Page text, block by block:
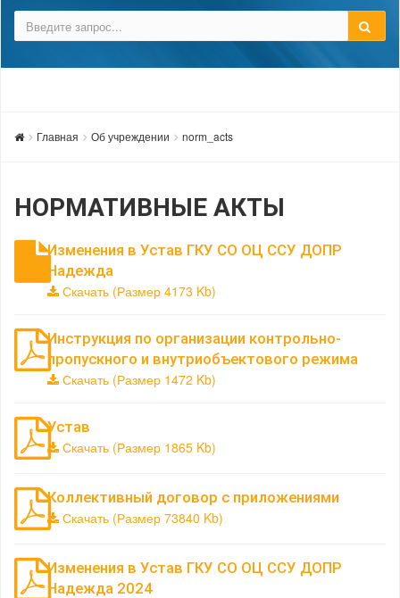
Главная Об учреждении norm_acts
НОРМАТИВНЫЕ АКТЫ
Изменения в Устав ГКУ СО ОЦ ССУ ДОПР
Надежда
Скачать (Размер 4173 Kb)
Инструкция по организации контрольно-
пропускного и внутриобъектового режима
Скачать (Размер 1472 Kb)
Устав
Скачать (Размер 1865 Kb)
Коллективный договор с приложениями
Скачать (Размер 73840 Kb)
Изменения в Устав ГКУ СО ОЦ ССУ ДОПР
Надежда 2024